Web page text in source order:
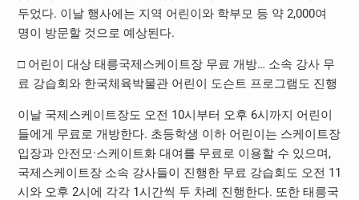
두었다. 이날 행사에는 지역 어린이와 학부모 등 약 2,000여
명이 방문할 것으로 예상된다.
□ 어린이 대상 태릉국제스케이트장 무료 개방… 소속 강사 무
료 강습회와 한국체육박물관 어린이 도슨트 프로그램도 진행
이날 국제스케이트장도 오전 10시부터 오후 6시까지 어린이
들에게 무료로 개방한다. 초등학생 이하 어린이는 스케이트장
입장과 안전모·스케이트화 대여를 무료로 이용할 수 있으며,
국제스케이트장 소속 강사들이 진행한 무료 강습회도 오전 11
시와 오후 2시에 각각 1시간씩 두 차례 진행한다. 또한 태릉국